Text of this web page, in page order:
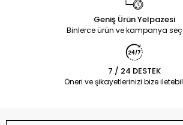
Geniş Ürün Yelpazesi
Binlerce ürün ve kampanya
7 / 24 DESTEK
Öneri ve şikayetlerinizi bize